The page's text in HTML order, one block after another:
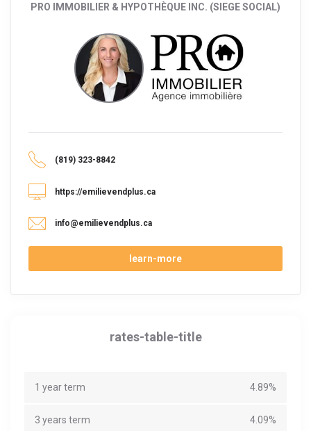
PRO IMMOBILIER & HYPOTHÈQUE INC. (SIEGE SOCIAL)
(819) 323-8842
https://emilievendplus.ca
info@emilievendplus.ca
learn-more
rates-table-title
1 year term 4.89%
3 years term 4.09%